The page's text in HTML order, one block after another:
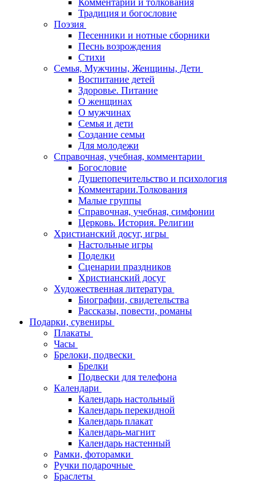
Комментарии и толкования
Традиция и богословие
Поэзия
Песенники и нотные сборники
Песнь возрождения
Стихи
Семья, Мужчины, Женщины, Дети
Воспитание детей
Здоровье. Питание
О женщинах
О мужчинах
Семья и дети
Создание семьи
Для молодежи
Справочная, учебная, комментарии
Богословие
Душепопечительство и психология
Комментарии.Толкования
Малые группы
Справочная, учебная, симфонии
Церковь. История. Религии
Христианский досуг, игры
Настольные игры
Поделки
Сценарии праздников
Христианский досуг
Художественная литература
Биографии, свидетельства
Рассказы, повести, романы
Подарки, сувениры
Плакаты
Часы
Брелоки, подвески
Брелки
Подвески для телефона
Календари
Календарь настольный
Календарь перекидной
Календарь плакат
Календарь-магнит
Календарь настенный
Рамки, фоторамки
Ручки подарочные
Браслеты